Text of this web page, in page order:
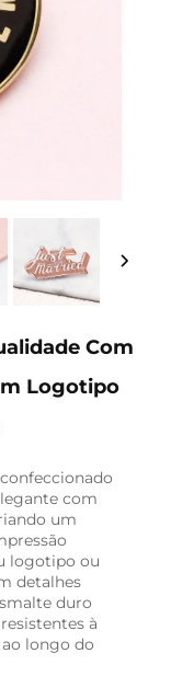
Com
Logotipo
com
um
logotipo ou
detalhes
duro
à
longo do